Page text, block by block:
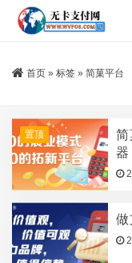
首页 » 标签 » 简菓平台
置顶
机
做